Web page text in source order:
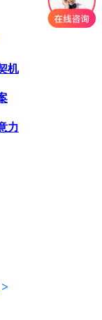
机
力
>